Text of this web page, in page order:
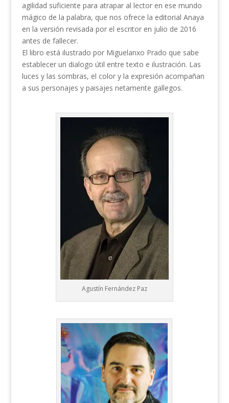
agilidad suficiente para atrapar al lector en ese mundo
mágico de la palabra, que nos ofrece la editorial Anaya
en la versión revisada por el escritor en julio de 2016
antes de fallecer.
El libro está ilustrado por Miguelanxo Prado que sabe
establecer un dialogo útil entre texto e ilustración. Las
luces y las sombras, el color y la expresión acompañan
a sus personajes y paisajes netamente gallegos.
Agustín Fernández Paz